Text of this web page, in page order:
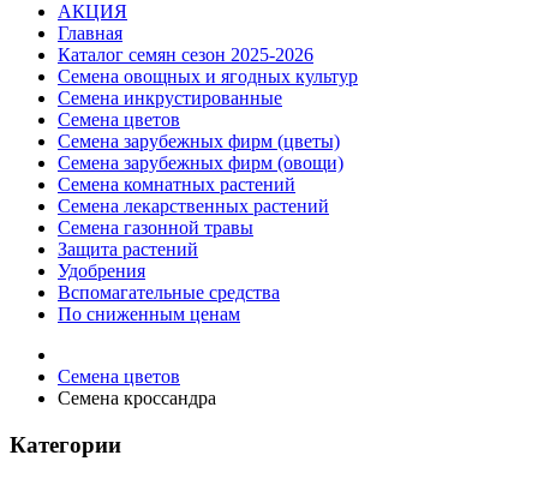
АКЦИЯ
Главная
Каталог семян сезон 2025-2026
Семена овощных и ягодных культур
Семена инкрустированные
Семена цветов
Семена зарубежных фирм (цветы)
Семена зарубежных фирм (овощи)
Семена комнатных растений
Семена лекарственных растений
Семена газонной травы
Защита растений
Удобрения
Вспомагательные средства
По сниженным ценам
Семена цветов
Семена кроссандра
Категории